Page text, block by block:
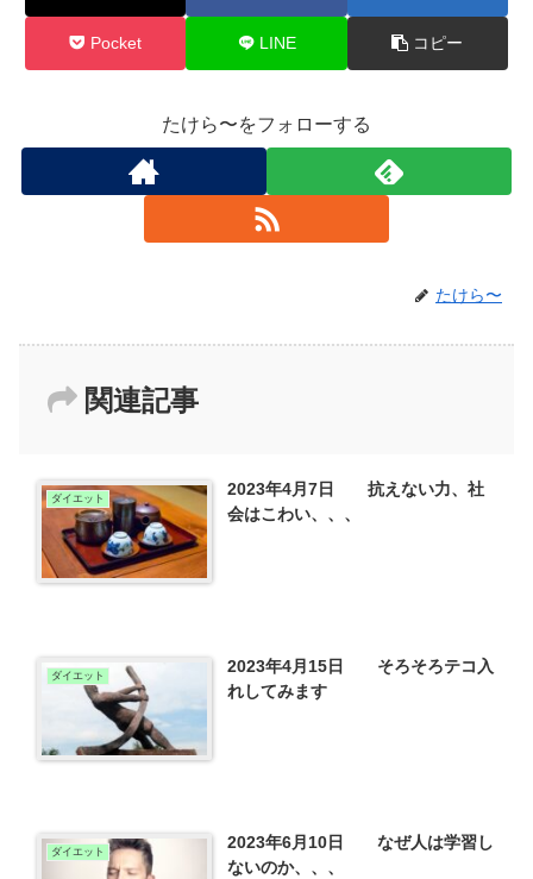
Pocket LINE コピー
たけら〜をフォローする
たけら〜
関連記事
ダイエット
2023年4月7日 抗えない力、社
会はこわい、、、
ダイエット
2023年4月15日 そろそろテコ入
れしてみます
ダイエット
2023年6月10日 なぜ人は学習し
ないのか、、、